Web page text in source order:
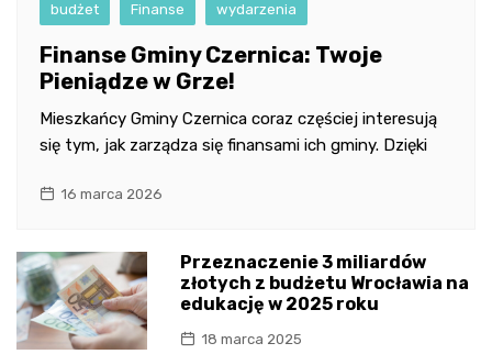
budżet Finanse wydarzenia
Finanse Gminy Czernica: Twoje
Pieniądze w Grze!
Mieszkańcy Gminy Czernica coraz częściej interesują
się tym, jak zarządza się finansami ich gminy. Dzięki
16 marca 2026
Przeznaczenie 3 miliardów
złotych z budżetu Wrocławia na
edukację w 2025 roku
18 marca 2025